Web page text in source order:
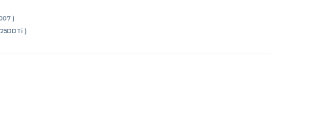
)
)